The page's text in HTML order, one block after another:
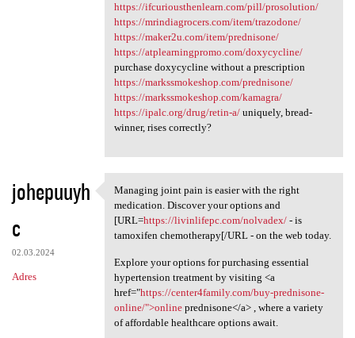
https://ifcuriousthenlearn.com/pill/prosolution/
https://mrindiagrocers.com/item/trazodone/
https://maker2u.com/item/prednisone/
https://atplearningpromo.com/doxycycline/
purchase doxycycline without a prescription
https://markssmokeshop.com/prednisone/
https://markssmokeshop.com/kamagra/
https://ipalc.org/drug/retin-a/uniquely, bread-
winner, rises correctly?
johepuuyh
c
02.03.2024
Adres
Managing joint pain is easier
Managing joint pain is easier with the right
medication. Discover your options and
[URL=https://livinlifepc.com/nolvadex/- is
tamoxifen chemotherapy[/URL - on the web today.
Explore your options for purchasing essential
hypertension treatment by visiting <a
href="https://center4family.com/buy-prednisone-
online/">onlineprednisone</a> , where a variety
of affordable healthcare options await.